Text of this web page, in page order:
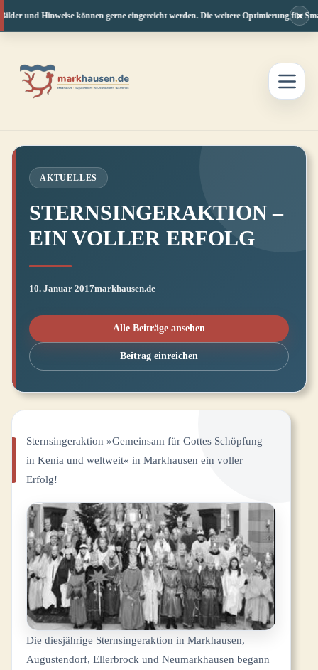
und Hinweise können gerne eingereicht werden. Die weitere Optimierung für×
springen
AKTUELLES
STERNSINGERAKTION –
EIN VOLLER ERFOLG
10. Januar 2017markhausen.de
Alle Beiträge ansehen
Beitrag einreichen
Sternsingeraktion »Gemeinsam für Gottes Schöpfung –
in Kenia und weltweit« in Markhausen ein voller
Erfolg!
Die diesjährige Sternsingeraktion in Markhausen,
Augustendorf, Ellerbrock und Neumarkhausen begann